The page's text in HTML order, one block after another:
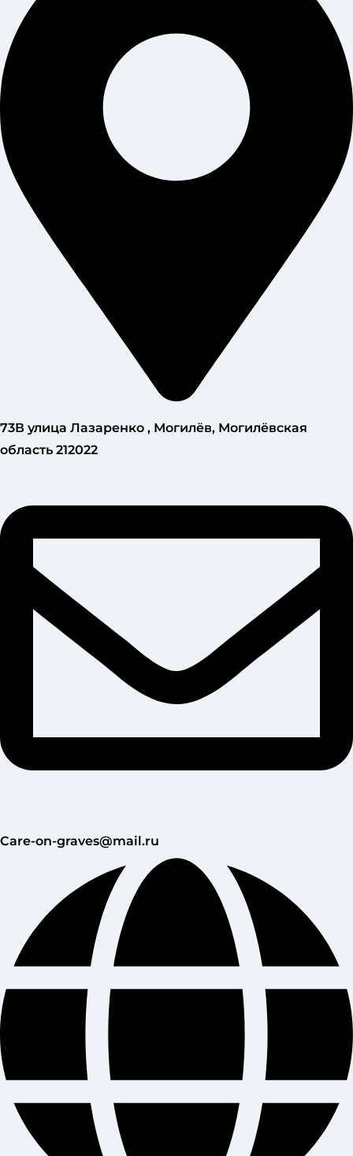
73В улица Лазаренко , Могилёв, Могилёвская
область 212022
Care-on-graves@mail.ru